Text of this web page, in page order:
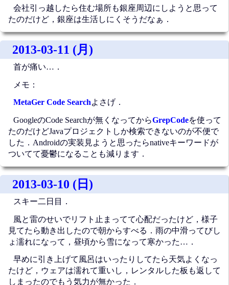
会社引っ越したら住む場所も銀座周辺にしようと思って
たのだけど，銀座は生活しにくそうだなぁ．
2013-03-11 (月)
首が痛い…．
メモ：
MetaGer Code Searchよさげ．
GoogleのCode Searchが無くなってからGrepCodeを使って
たのだけどJavaプロジェクトしか検索できないのが不便で
した．Androidの実装見ようと思ったらnativeキーワードが
ついてて憂鬱になることも減ります．
2013-03-10 (日)
スキー二日目．
風と雷のせいでリフト止まってて心配だったけど，様子
見てたら動き出したので朝からすべる．雨の中滑ってびし
ょ濡れになって，昼頃から雪になって寒かった…．
早めに引き上げて風呂はいったりしてたら天気よくなっ
たけど，ウェアは濡れて重いし，レンタルした板も返して
しまったのでもう気力が無かった．